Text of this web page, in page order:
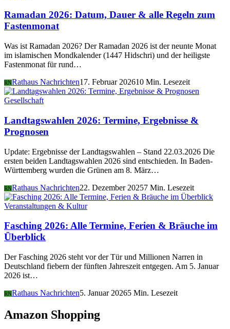
Ramadan 2026: Datum, Dauer & alle Regeln zum
Fastenmonat
Was ist Ramadan 2026? Der Ramadan 2026 ist der neunte Monat
im islamischen Mondkalender (1447 Hidschri) und der heiligste
Fastenmonat für rund…
RNRathaus Nachrichten17. Februar 202610 Min. Lesezeit
Gesellschaft
Landtagswahlen 2026: Termine, Ergebnisse &
Prognosen
Update: Ergebnisse der Landtagswahlen – Stand 22.03.2026 Die
ersten beiden Landtagswahlen 2026 sind entschieden. In Baden-
Württemberg wurden die Grünen am 8. März…
RNRathaus Nachrichten22. Dezember 20257 Min. Lesezeit
Veranstaltungen & Kultur
Fasching 2026: Alle Termine, Ferien & Bräuche im
Überblick
Der Fasching 2026 steht vor der Tür und Millionen Narren in
Deutschland fiebern der fünften Jahreszeit entgegen. Am 5. Januar
2026 ist…
RNRathaus Nachrichten5. Januar 20265 Min. Lesezeit
Amazon Shopping